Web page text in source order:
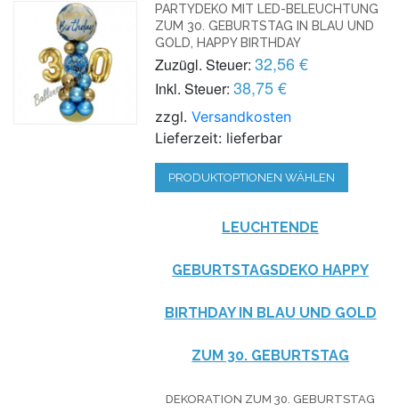
PARTYDEKO MIT LED-BELEUCHTUNG
ZUM 30. GEBURTSTAG IN BLAU UND
GOLD, HAPPY BIRTHDAY
Zuzügl. Steuer: 32,56 €
Inkl. Steuer: 38,75 €
zzgl.Versandkosten
Lieferzeit: lieferbar
PRODUKTOPTIONEN WÄHLEN
LEUCHTENDE
GEBURTSTAGSDEKO HAPPY
BIRTHDAY IN BLAU UND GOLD
ZUM 30. GEBURTSTAG
DEKORATION ZUM 30. GEBURTSTAG